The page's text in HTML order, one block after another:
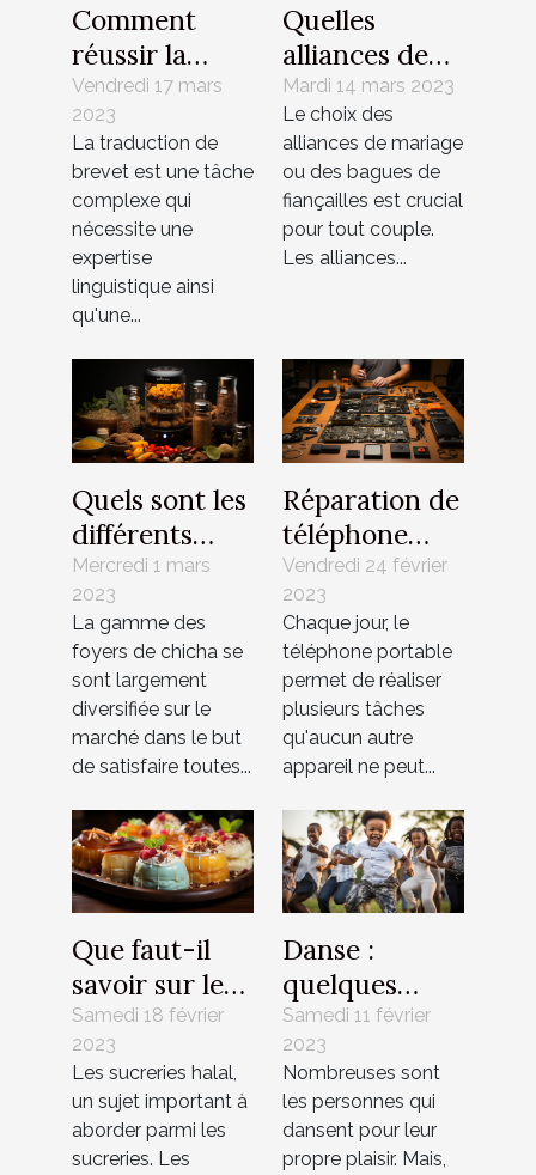
Comment
réussir la
traduction de
brevet?
Vendredi 17 mars
2023
La traduction de
brevet est une tâche
complexe qui
nécessite une
expertise
linguistique ainsi
qu'une...
Quelles
alliances de
mariage ou
bagues de
fiançailles
choisir ?
Mardi 14 mars 2023
Le choix des
alliances de mariage
ou des bagues de
fiançailles est crucial
pour tout couple.
Les alliances...
Quels sont les
différents
matériaux
pour un foyer
de chicha ?
Mercredi 1 mars
2023
La gamme des
foyers de chicha se
sont largement
diversifiée sur le
marché dans le but
de satisfaire toutes...
Réparation de
téléphone
portable :
pourquoi
recourir à un
professionnel
?
Vendredi 24 février
2023
Chaque jour, le
téléphone portable
permet de réaliser
plusieurs tâches
qu'aucun autre
appareil ne peut...
Que faut-il
savoir sur les
bonbons
halal ?
Samedi 18 février
2023
Les sucreries halal,
un sujet important à
aborder parmi les
sucreries. Les
Danse :
quelques
bienfaits sur
la santé
Samedi 11 février
2023
Nombreuses sont
les personnes qui
dansent pour leur
propre plaisir. Mais,